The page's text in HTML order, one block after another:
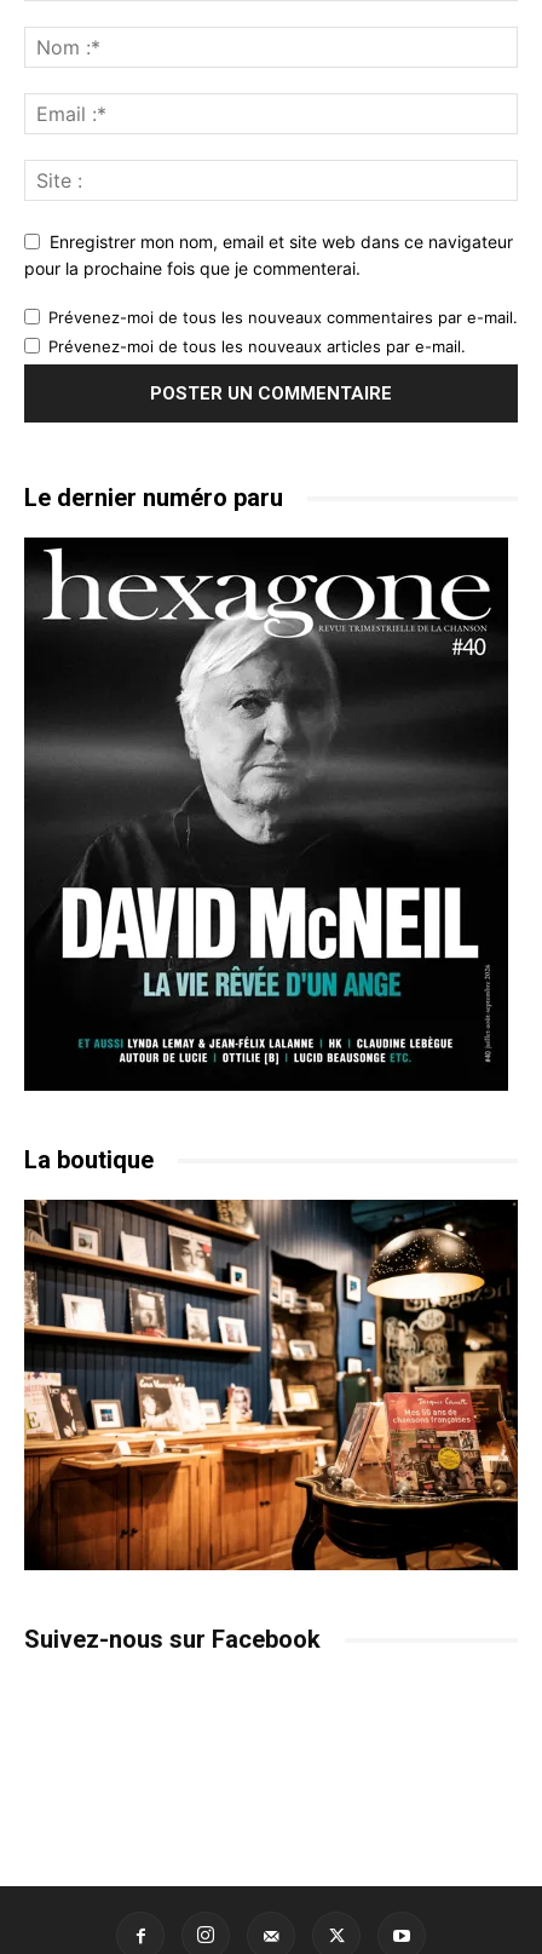
Enregistrer mon nom, email et site web dans ce navigateur
pour la prochaine fois que je commenterai.
Prévenez-moi de tous les nouveaux commentaires par e-mail.
Prévenez-moi de tous les nouveaux articles par e-mail.
Le dernier numéro paru
La boutique
Suivez-nous sur Facebook